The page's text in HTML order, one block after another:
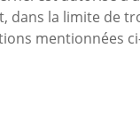
dans la limite de
mentionnées